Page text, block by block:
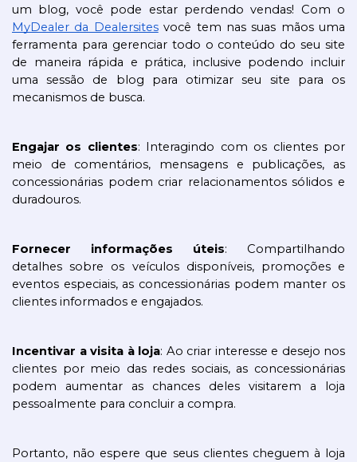
MyDealer da Dealersites você tem nas suas mãos uma
ferramenta para gerenciar todo o conteúdo do seu site
de maneira rápida e prática, inclusive podendo incluir
uma sessão de blog para otimizar seu site para os
mecanismos de busca.
Engajar os clientes: Interagindo com os clientes por
meio de comentários, mensagens e publicações, as
concessionárias podem criar relacionamentos sólidos e
duradouros.
Fornecer informações úteis: Compartilhando
detalhes sobre os veículos disponíveis, promoções e
eventos especiais, as concessionárias podem manter os
clientes informados e engajados.
Incentivar a visita à loja: Ao criar interesse e desejo nos
clientes por meio das redes sociais, as concessionárias
podem aumentar as chances deles visitarem a loja
pessoalmente para concluir a compra.
Portanto, não espere que seus clientes cheguem à loja